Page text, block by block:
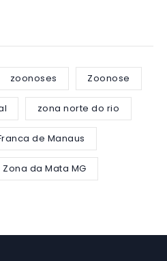
zoonoses Zoonose
zona norte do rio
de Manaus
Zona da Mata MG